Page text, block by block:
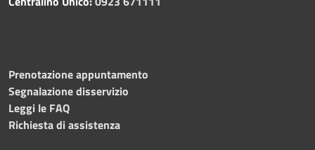
Prenotazione appuntamento
Segnalazione disservizio
Leggi le FAQ
Richiesta di assistenza